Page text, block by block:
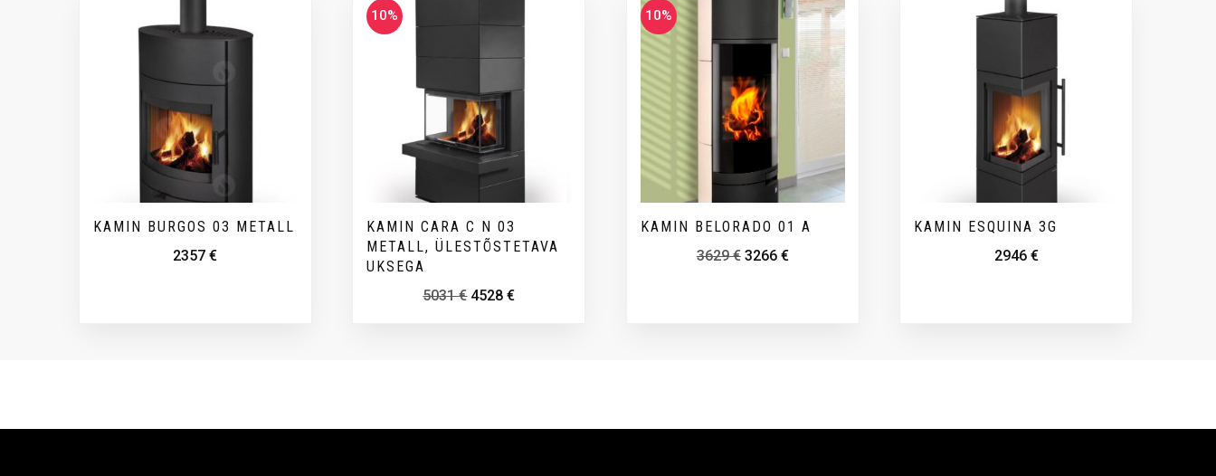
KAMIN BURGOS 03 METALL
2357€
10%
KAMIN CARA C N 03
METALL, ÜLESTÕSTETAVA
UKSEGA
5031€ 4528€
10%
KAMIN BELORADO 01 A
3629€ 3266 €
KAMIN ESQUINA 3G
2946 €